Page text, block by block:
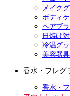
メイク
ボディ
ヘアブ
日焼け
冷温グ
美容器具
香水・フレグ
香水・